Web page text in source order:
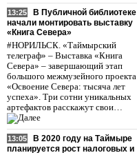
13:25
В Публичной библиотеке
начали монтировать выставку
«Книга Севера»
#НОРИЛЬСК. «Таймырский
телеграф» – Выставка «Книга
Севера» – завершающий этап
большого межмузейного проекта
«Освоение Севера: тысяча лет
успеха». Три сотни уникальных
артефактов расскажут свои…
13:05
В 2020 году на Таймыре
планируется рост налоговых и